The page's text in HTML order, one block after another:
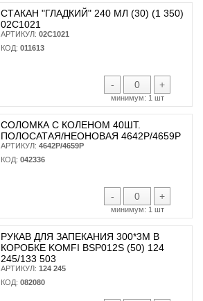
СТАКАН "ГЛАДКИЙ" 240 МЛ (30) (1 350)
02С1021
АРТИКУЛ: 02С1021
КОД: 011613
- +
минимум: 1 шт
СОЛОМКА С КОЛЕНОМ 40ШТ.
ПОЛОСАТАЯ/НЕОНОВАЯ 4642Р/4659Р
АРТИКУЛ: 4642Р/4659Р
КОД: 042336
- +
минимум: 1 шт
РУКАВ ДЛЯ ЗАПЕКАНИЯ 300*3М В
КОРОБКЕ KOMFI BSP012S (50) 124
245/133 503
АРТИКУЛ: 124 245
КОД: 082080